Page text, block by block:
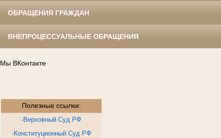
ОБРАЩЕНИЯ ГРАЖДАН
ВНЕПРОЦЕССУАЛЬНЫЕ ОБРАЩЕНИЯ
Мы ВКонтакте
Полезные ссылки:
· Верховный Суд РФ
· Конституционный Суд РФ